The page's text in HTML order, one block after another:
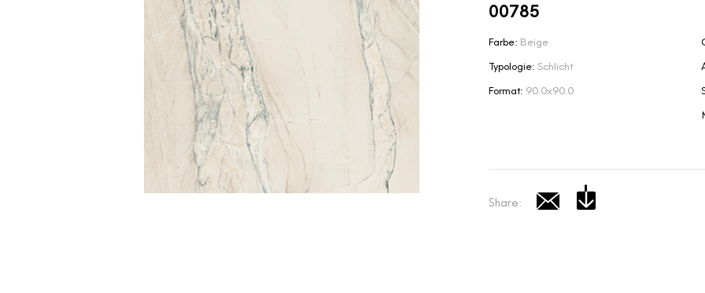
00785
Farbe: Beige
Typologie: Schlicht
Format: 90.0x90.0
Share: